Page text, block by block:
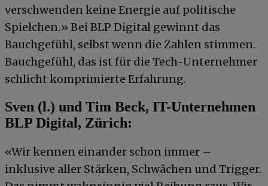
verschwenden keine Energie auf politische
Spielchen.» Bei BLP Digital gewinnt das
Bauchgefühl, selbst wenn die Zahlen stimmen.
Bauchgefühl, das ist für die Tech-Unternehmer
schlicht komprimierte Erfahrung.
Sven (l.) und Tim Beck, IT-Unternehmen
BLP Digital, Zürich:
«Wir kennen einander schon immer –
inklusive aller Stärken, Schwächen und Trigger.